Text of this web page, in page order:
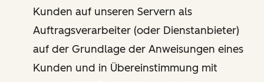
Kunden auf unseren Servern als
Auftragsverarbeiter (oder Dienstanbieter)
auf der Grundlage der Anweisungen eines
Kunden und in Übereinstimmung mit